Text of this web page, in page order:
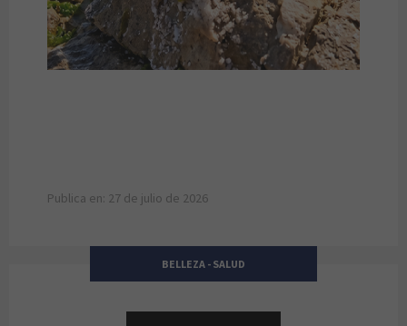
Publica en: 27 de julio de 2026
BELLEZA - SALUD
Hawkers